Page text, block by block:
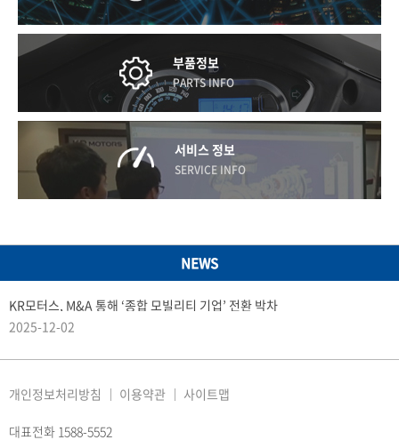
부품정보
PARTS INFO
서비스 정보
SERVICE INFO
NEWS
KR모터스, M&A 통해 ‘종합 모빌리티 기업’ 전환 박차
2025-12-02
개인정보처리방침 이용약관 사이트맵
대표전화 1588-5552